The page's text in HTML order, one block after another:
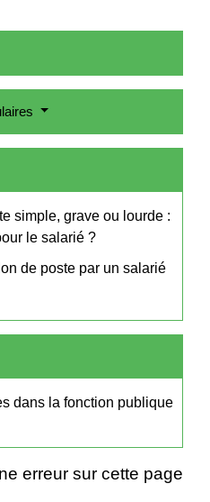
simple, grave ou lourde :
le salarié ?
de poste par un salarié
dans la fonction publique
erreur sur cette page